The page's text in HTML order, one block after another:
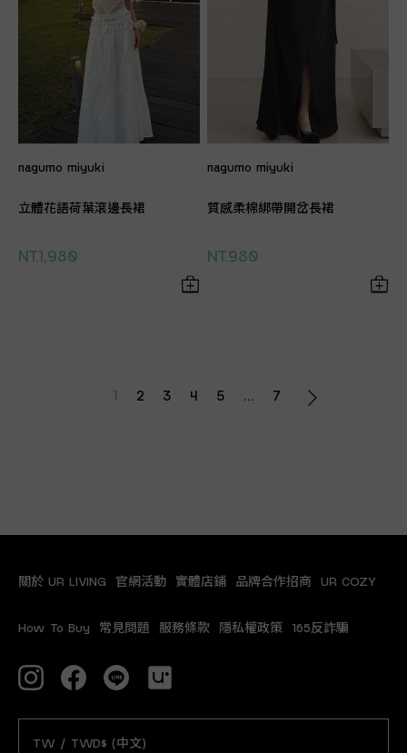
nagumo miyuki
立體花語荷葉滾邊長裙
NT.1,980
nagumo miyuki
質感柔棉綁帶開岔長裙
NT.980
1 2 3 4 5 ... 7
關於 UR LIVING 官網活動 實體店鋪 品牌合作招商 UR COZY
How To Buy 常見問題 服務條款 隱私權政策 165反詐騙
TW / TWD$ (中文)